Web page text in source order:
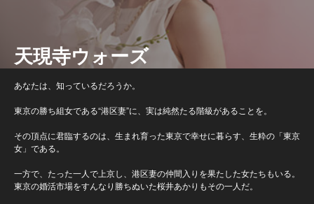
天現寺ウォーズ
あなたは、知っているだろうか。
東京の勝ち組女である“港区妻”に、実は純然たる階級があることを。
その頂点に君臨するのは、生まれ育った東京で幸せに暮らす、生粋の「東京
女」である。
一方で、たった一人で上京し、港区妻の仲間入りを果たした女たちもいる。
東京の婚活市場をすんなり勝ちぬいた桜井あかりもその一人だ。